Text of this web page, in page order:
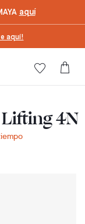
aquí
aquí!
4N